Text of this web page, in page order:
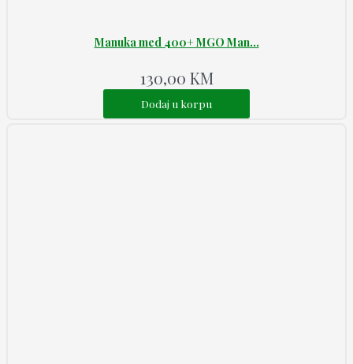
Manuka med 400+ MGO Man...
130,00 KM
Dodaj u korpu